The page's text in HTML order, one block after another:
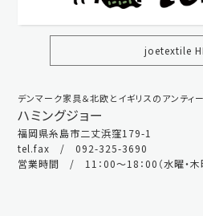
joetextile
デンマーク家具＆北欧とイギリスのアンティ
ハミングジョー
福岡県糸島市二丈浜窪179-1
tel.fax / 092-325-3690
営業時間 / 11：00～18：00（水曜・木